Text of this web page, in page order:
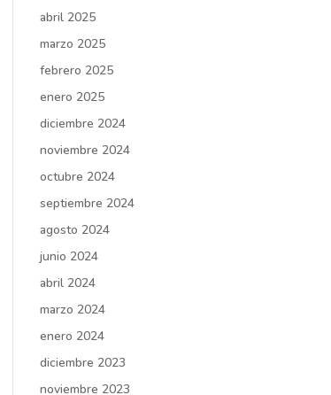
abril 2025
marzo 2025
febrero 2025
enero 2025
diciembre 2024
noviembre 2024
octubre 2024
septiembre 2024
agosto 2024
junio 2024
abril 2024
marzo 2024
enero 2024
diciembre 2023
noviembre 2023